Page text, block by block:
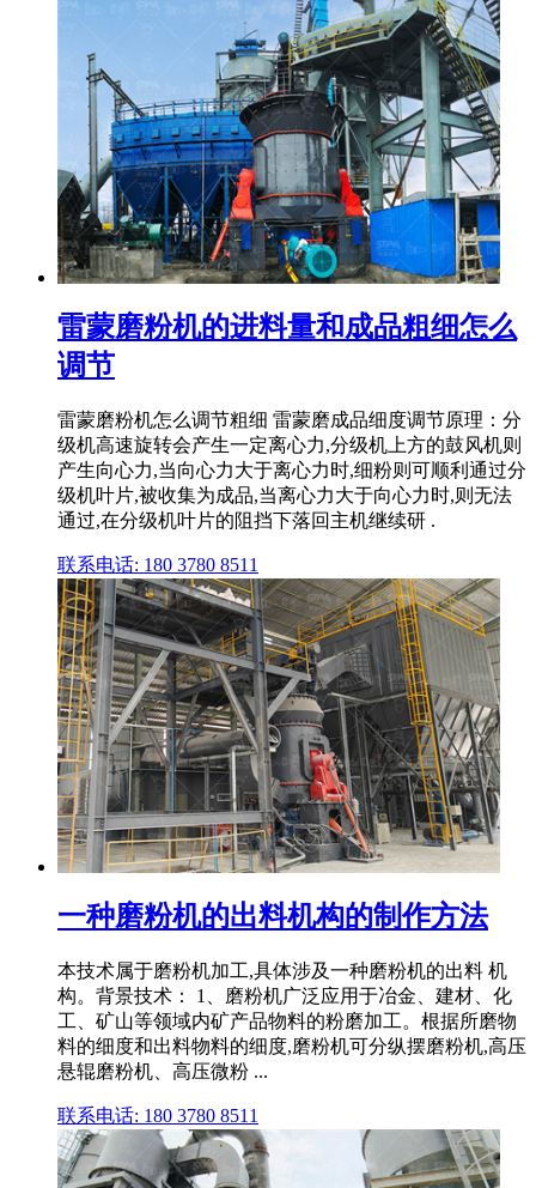
雷蒙磨粉机的进料量和成品粗细怎么
调节
雷蒙磨粉机怎么调节粗细 雷蒙磨成品细度调节原理：分
级机高速旋转会产生一定离心力,分级机上方的鼓风机则
产生向心力,当向心力大于离心力时,细粉则可顺利通过分
级机叶片,被收集为成品,当离心力大于向心力时,则无法
通过,在分级机叶片的阻挡下落回主机继续研 .
联系电话: 180 3780 8511
一种磨粉机的出料机构的制作方法
本技术属于磨粉机加工,具体涉及一种磨粉机的出料 机
构。背景技术： 1、磨粉机广泛应用于冶金、建材、化
工、矿山等领域内矿产品物料的粉磨加工。根据所磨物
料的细度和出料物料的细度,磨粉机可分纵摆磨粉机,高压
悬辊磨粉机、高压微粉 ...
联系电话: 180 3780 8511